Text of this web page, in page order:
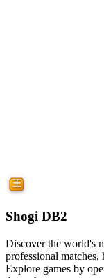
Shogi DB2
Discover the world's
professional matches,
Explore games by